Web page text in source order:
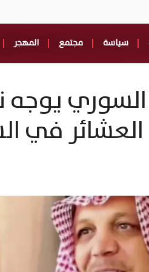
سياسة مجتمع المهجر
يوجه
في